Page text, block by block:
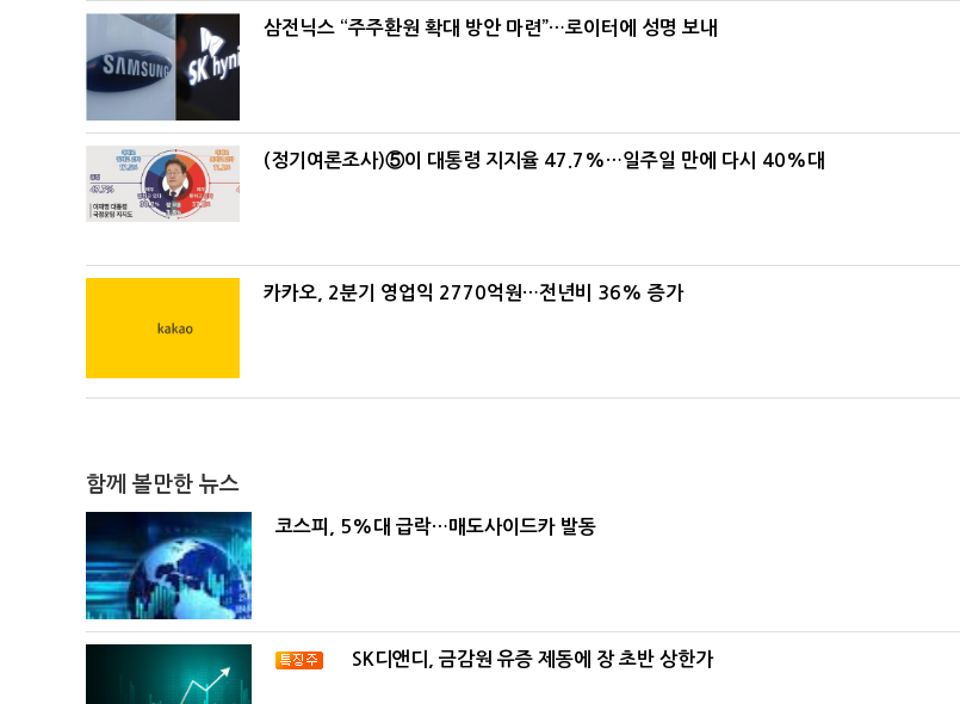
삼전닉스 “주주환원 확대 방안 마련”…로이터에 성명 보내
(정기여론조사)⑤이 대통령 지지율 47.7%…일주일 만에 다시 40%대
카카오, 2분기 영업익 2770억원…전년비 36% 증가
함께 볼만한 뉴스
코스피, 5%대 급락…매도사이드카 발동
SK디앤디, 금감원 유증 제동에 장 초반 상한가